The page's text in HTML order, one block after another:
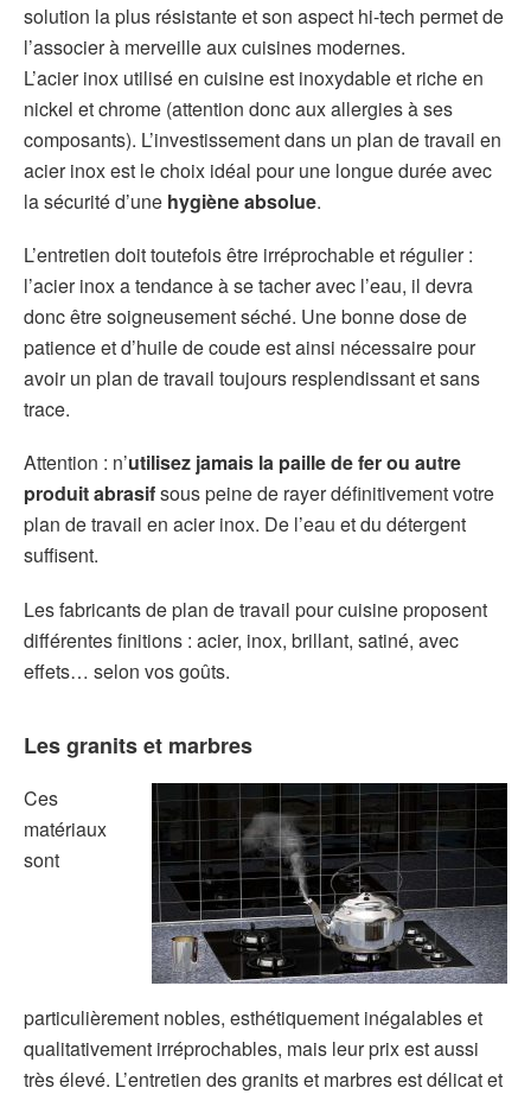
solution la plus résistante et son aspect hi-tech permet de
l’associer à merveille aux cuisines modernes.
L’acier inox utilisé en cuisine est inoxydable et riche en
nickel et chrome (attention donc aux allergies à ses
composants). L’investissement dans un plan de travail en
acier inox est le choix idéal pour une longue durée avec
la sécurité d’une hygiène absolue.
L’entretien doit toutefois être irréprochable et régulier :
l’acier inox a tendance à se tacher avec l’eau, il devra
donc être soigneusement séché. Une bonne dose de
patience et d’huile de coude est ainsi nécessaire pour
avoir un plan de travail toujours resplendissant et sans
trace.
Attention : n’utilisez jamais la paille de fer ou autre
produit abrasifsous peine de rayer définitivement votre
plan de travail en acier inox. De l’eau et du détergent
suffisent.
Les fabricants de plan de travail pour cuisine proposent
différentes finitions : acier, inox, brillant, satiné, avec
effets… selon vos goûts.
Les granits et marbres
Ces
matériaux
sont
particulièrement nobles, esthétiquement inégalables et
qualitativement irréprochables, mais leur prix est aussi
très élevé. L’entretien des granits et marbres est délicat et